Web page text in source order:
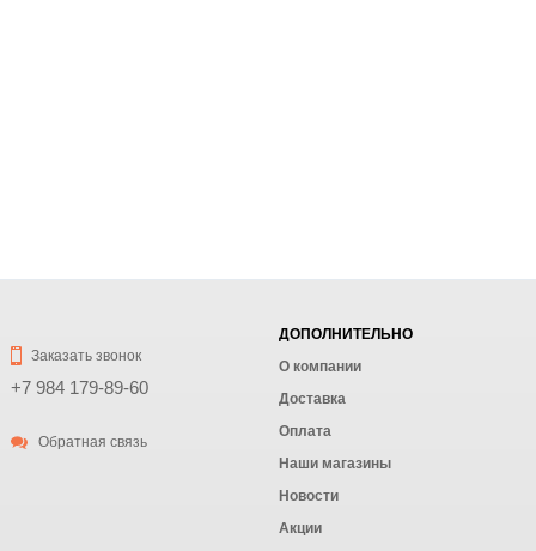
Заказать звонок
+7 984 179-89-60
Обратная связь
ДОПОЛНИТЕЛЬНО
О компании
Доставка
Оплата
Наши магазины
Новости
Акции